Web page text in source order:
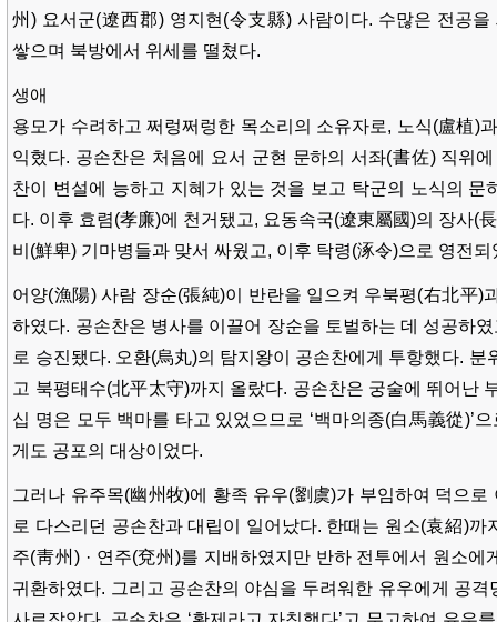
州) 요서군(遼西郡) 영지현(令支縣) 사람이다. 수많은 전공
쌓으며 북방에서 위세를 떨쳤다.
생애
용모가 수려하고 쩌렁쩌렁한 목소리의 소유자로, 노식(盧植)
익혔다. 공손찬은 처음에 요서 군현 문하의 서좌(書佐) 직위
찬이 변설에 능하고 지혜가 있는 것을 보고 탁군의 노식의 문
다. 이후 효렴(孝廉)에 천거됐고, 요동속국(遼東屬國)의 장사(
비(鮮卑) 기마병들과 맞서 싸웠고, 이후 탁령(涿令)으로 영전되
어양(漁陽) 사람 장순(張純)이 반란을 일으켜 우북평(右北平)
하였다. 공손찬은 병사를 이끌어 장순을 토벌하는 데 성공하
로 승진됐다. 오환(烏丸)의 탐지왕이 공손찬에게 투항했다. 분
고 북평태수(北平太守)까지 올랐다. 공손찬은 궁술에 뛰어난
십 명은 모두 백마를 타고 있었으므로 ‘백마의종(白馬義從)’
게도 공포의 대상이었다.
그러나 유주목(幽州牧)에 황족 유우(劉虞)가 부임하여 덕으로
로 다스리던 공손찬과 대립이 일어났다. 한때는 원소(袁紹)까
주(靑州) · 연주(兗州)를 지배하였지만 반하 전투에서 원소에
귀환하였다. 그리고 공손찬의 야심을 두려워한 유우에게 공